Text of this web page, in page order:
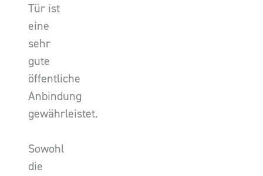
Tür ist
eine
sehr
gute
öffentliche
Anbindung
gewährleistet.
Sowohl
die